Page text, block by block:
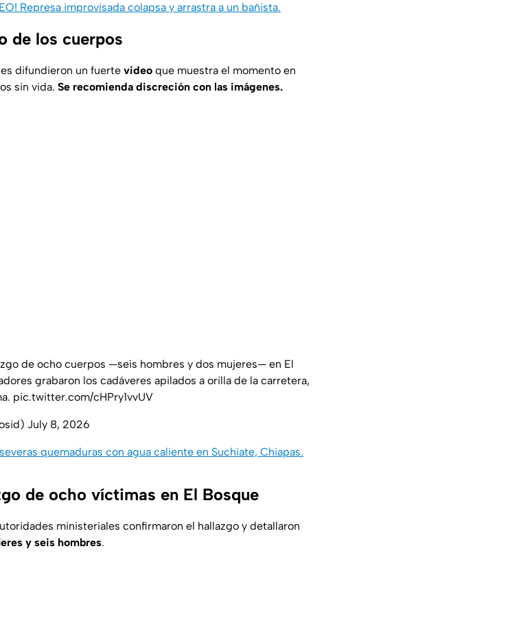
Represa improvisada colapsa y arrastra a un bañista.
de los cuerpos
difundieron un fuerte video que muestra el momento en
sin vida. Se recomienda discreción con las imágenes.
de ocho cuerpos —seis hombres y dos mujeres— en El
grabaron los cadáveres apilados a orilla de la carretera,
pic.twitter.com/cHPry1vvUV
July 8, 2026
quemaduras con agua caliente en Suchiate, Chiapas.
de ocho víctimas en El Bosque
ministeriales confirmaron el hallazgo y detallaron
y seis hombres.